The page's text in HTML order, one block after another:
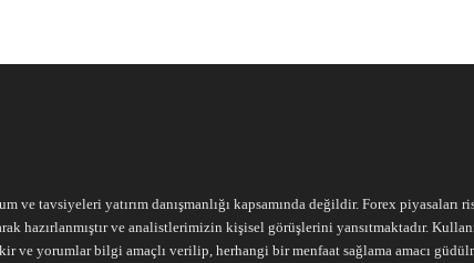
ve tavsiyeleri yatırım danışmanlığı kapsamında değildir. Forex
hazırlanmıştır ve analistlerimizin kişisel görüşlerini yansıtmaktadır.
ve yorumlar bilgi amaçlı verilip, herhangi bir menfaat sağlama amacı